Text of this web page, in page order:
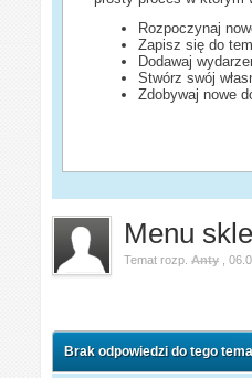
Rozpoczynaj
Zapisz się do
Dodawaj
Stwórz swój
Zdobywaj nowe
Menu
Temat rozp.Anty ,
Brak odpowiedzi do tego